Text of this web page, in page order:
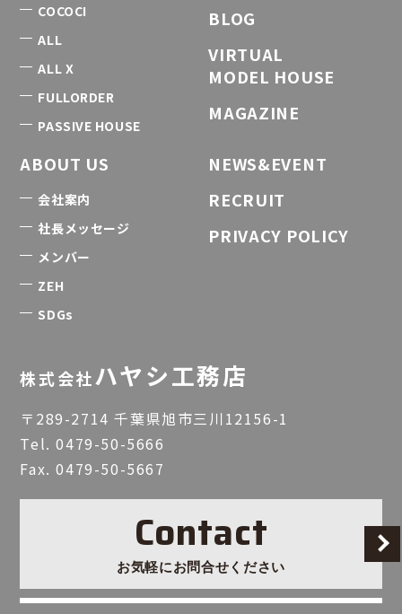
COCOCI
ALL
ALL X
FULLORDER
PASSIVE HOUSE
BLOG
VIRTUAL
MODEL HOUSE
MAGAZINE
ABOUT US
会社案内
社長メッセージ
メンバー
ZEH
SDGs
NEWS&EVENT
RECRUIT
PRIVACY POLICY
株式会社ハヤシ工務店
〒289-2714 千葉県旭市三川12156-1
Tel.0479-50-5666
Fax. 0479-50-5667
Contact
お気軽にお問合せください